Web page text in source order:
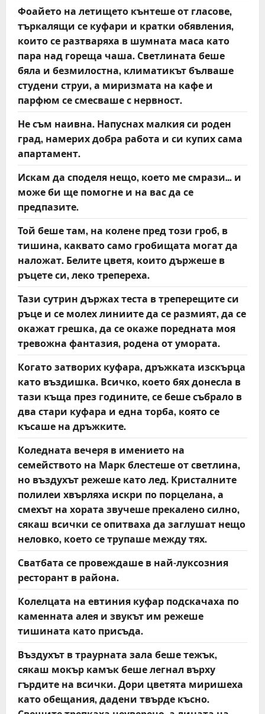
Фоайето на летището кънтеше от гласове,
търкалящи се куфари и кратки обявления,
които се разтваряха в шумната маса като
пара над гореща чаша. Светлината беше
бяла и безмилостна, климатикът бълваше
студени струи, а миризмата на кафе и
парфюм се смесваше с нервност.
Не съм наивна. Напуснах малкия си роден
град, намерих добра работа и си купих сама
апартамент.
Искам да споделя нещо, което ме смрази… и
може би ще помогне и на вас да се
предпазите.
Той беше там, на колене пред този гроб, в
тишина, каквато само гробищата могат да
наложат. Белите цветя, които държеше в
ръцете си, леко трепереха.
Тази сутрин държах теста в треперещите си
ръце и се молех линиите да се размият, да се
окажат грешка, да се окаже поредната моя
тревожна фантазия, родена от умората.
Когато затворих куфара, дръжката изскърца
като въздишка. Всичко, което бях донесла в
тази къща през годините, се беше събрало в
два стари куфара и една торба, която се
късаше на дръжките.
Коледната вечеря в имението на
семейството на Марк блестеше от светлина,
но въздухът режеше като лед. Кристалните
полилеи хвърляха искри по порцелана, а
смехът на хората звучеше прекалено силно,
сякаш всички се опитваха да заглушат нещо
неловко, което се трупаше между тях.
Сватбата се провеждаше в най-луксозния
ресторант в района.
Колелцата на евтиния куфар подскачаха по
каменната алея и звукът им режеше
тишината като присъда.
Въздухът в траурната зала беше тежък,
сякаш мокър камък беше легнал върху
гърдите на всички. Дори цветята миришеха
като обещания, дадени твърде късно.